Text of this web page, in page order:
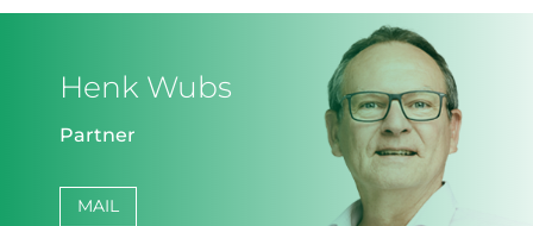
Henk Wubs
Partner
MAIL